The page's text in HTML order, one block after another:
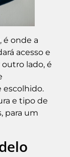
é onde a
acesso e
lado, é
e tipo de
para um